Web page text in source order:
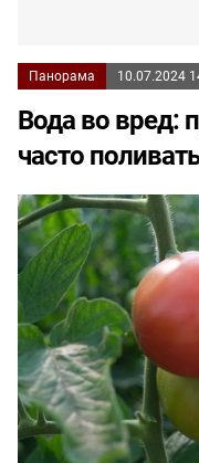
Панорама 10.07.2024
Вода во вред:
часто